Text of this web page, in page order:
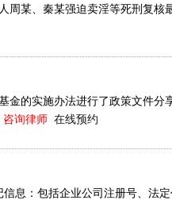
某、秦某强迫卖淫等死刑复核
的实施办法进行了政策文件分
咨询律师 在线预约
息：包括企业公司注册号、法